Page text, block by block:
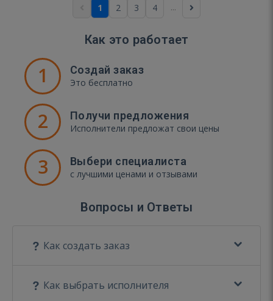
1 2 3 4 ...
Как это работает
1 Создай заказ
Это бесплатно
2 Получи предложения
Исполнители предложат свои цены
3 Выбери специалиста
с лучшими ценами и отзывами
Вопросы и Ответы
Как создать заказ
Как выбрать исполнителя